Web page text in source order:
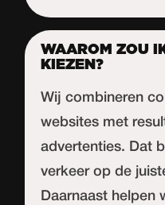
WAAROM ZOU
KIEZEN?
Wij combineren
websites met
advertenties. Dat
verkeer op de
Daarnaast helpen